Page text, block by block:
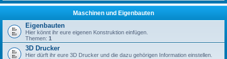
Maschinen und Eigenbauten
Eigenbauten
Hier könnt ihr eure eigenen Konstruktion einfügen.
Themen: 1
3D Drucker
Hier dürft ihr eure 3D Drucker und die dazu gehörigen Information einstellen.